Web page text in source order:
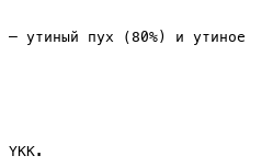
— утиный пух (80%) и утиное